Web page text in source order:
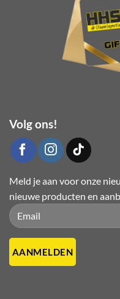
Volg ons!
Meld je aan voor onze
nieuwe producten en
Please leave this field empty.
Please leave this field empty.